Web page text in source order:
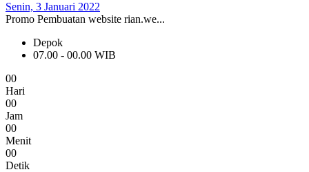
Senin, 3 Januari 2022
Promo Pembuatan website rian.we...
Depok
07.00 - 00.00 WIB
00
Hari
00
Jam
00
Menit
00
Detik